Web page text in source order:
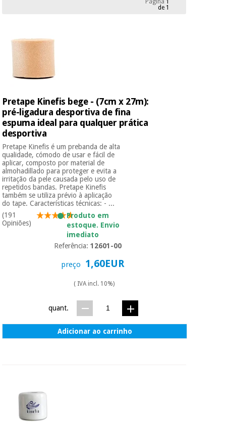
Ofertas
Fisaude
Tech
Academy
Fisaude
Aluguer
chinesa
Mobiliário
clínico
Gabinetes
terapêuticos
Material de
proteção
essencial
para
coronavirus
Aerobic,
fitness
e
pilates
Ortopedia
Novidades
Outlet
Fisaude
Tech
Academy
sanitário
Medicina
tradicional
Mobiliário
clínico
Gabinetes
terapêuticos
Material de
proteção
essencial
Veterinária
Página 1
de 1
Pretape Kinefis bege - (7cm x 27m):
pré-ligadura desportiva de fina
espuma ideal para qualquer prática
desportiva
Pretape Kinefis é um prebanda de alta
qualidade, cómodo de usar e fácil de
aplicar, composto por material de
almohadillado para proteger e evita a
irritação da pele causada pelo uso de
repetidos bandas. Pretape Kinefis
também se utiliza prévio à aplicação
do tape. Características técnicas: - ...
(191
Opiniões)
Produto em
estoque. Envio
imediato
Referência:12601-00
preço 1,60EUR
( IVA incl. 10%)
quant.
Adicionar ao carrinho